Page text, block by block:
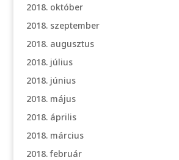
2018. október
2018. szeptember
2018. augusztus
2018. július
2018. június
2018. május
2018. április
2018. március
2018. február